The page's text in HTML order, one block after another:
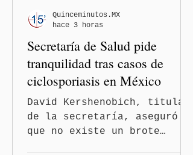
Secretaría de Salud pide
tranquilidad tras casos de
ciclosporiasis en México
David Kershenobich, titular
de la secretaría, aseguró
que no existe un brote
Quinceminutos.MX
hace 3 horas